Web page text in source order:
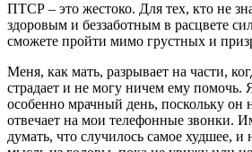
ПТСР – это жестоко. Для тех, кто не
здоровым и беззаботным в расцвете
сможете пройти мимо грустных и
Меня, как мать, разрывает на части,
страдает и не могу ничем ему помочь.
особенно мрачный день, поскольку он
отвечает на мои телефонные звонки.
думать, что случилось самое худшее, и